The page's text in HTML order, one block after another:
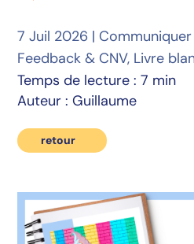
7 Juil 2026 |
Feedback & CNV, Livre
Temps de lecture : 7 min
Auteur : Guillaume
retour